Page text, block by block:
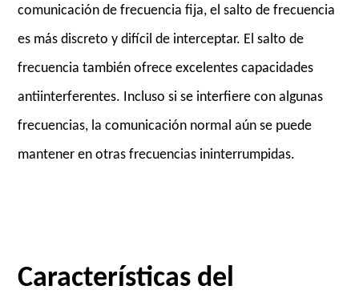
comunicación de frecuencia fija, el salto de frecuencia
es más discreto y difícil de interceptar. El salto de
frecuencia también ofrece excelentes capacidades
antiinterferentes. Incluso si se interfiere con algunas
frecuencias, la comunicación normal aún se puede
mantener en otras frecuencias ininterrumpidas.
Características del